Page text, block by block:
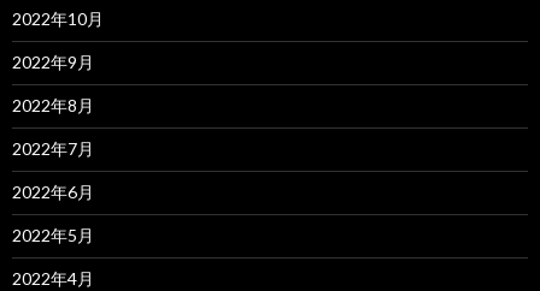
2022年10月
2022年9月
2022年8月
2022年7月
2022年6月
2022年5月
2022年4月